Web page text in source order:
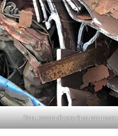
Лом, который уже был распилен